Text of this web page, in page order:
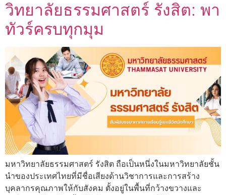
วิทยาลัยธรรมศาสตร์ รังสิต: พา
ทัวร์ครบทุกมุม
มหาวิทยาลัยธรรมศาสตร์ รังสิต ถือเป็นหนึ่งในมหาวิทยาลัยชั้น
นำของประเทศไทยที่มีชื่อเสียงด้านวิชาการและการสร้าง
บุคลากรคุณภาพให้กับสังคม ตั้งอยู่ในพื้นที่กว้างขวางและ